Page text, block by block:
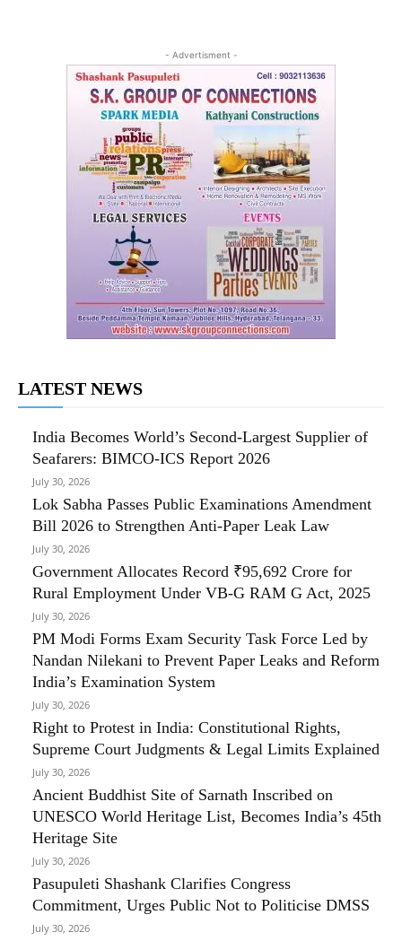
- Advertisment -
LATEST NEWS
India Becomes World’s Second-Largest Supplier of
Seafarers: BIMCO-ICS Report 2026
July 30, 2026
Lok Sabha Passes Public Examinations Amendment
Bill 2026 to Strengthen Anti-Paper Leak Law
July 30, 2026
Government Allocates Record ₹95,692 Crore for
Rural Employment Under VB-G RAM G Act, 2025
July 30, 2026
PM Modi Forms Exam Security Task Force Led by
Nandan Nilekani to Prevent Paper Leaks and Reform
India’s Examination System
July 30, 2026
Right to Protest in India: Constitutional Rights,
Supreme Court Judgments & Legal Limits Explained
July 30, 2026
Ancient Buddhist Site of Sarnath Inscribed on
UNESCO World Heritage List, Becomes India’s 45th
Heritage Site
July 30, 2026
Pasupuleti Shashank Clarifies Congress
Commitment, Urges Public Not to Politicise DMSS
July 30, 2026